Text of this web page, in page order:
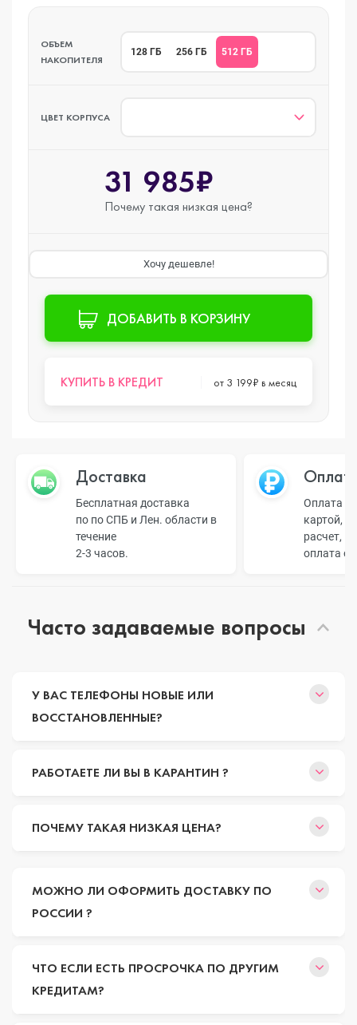
ОБЪЕМ
НАКОПИТЕЛЯ
128 ГБ 256 ГБ 512 ГБ
ЦВЕТ КОРПУСА
31 985₽
Почему такая низкая цена?
Хочу дешевле!
ДОБАВИТЬ В КОРЗИНУ
КУПИТЬ В КРЕДИТ от 3 199₽ в месяц
Доставка
Бесплатная доставка
по по СПБ и Лен. области в
течение
2-3 часов.
Оплата
картой,
расчет,
оплата
Часто задаваемые вопросы
У ВАС ТЕЛЕФОНЫ НОВЫЕ ИЛИ
ВОССТАНОВЛЕННЫЕ?
РАБОТАЕТЕ ЛИ ВЫ В КАРАНТИН ?
ПОЧЕМУ ТАКАЯ НИЗКАЯ ЦЕНА?
МОЖНО ЛИ ОФОРМИТЬ ДОСТАВКУ ПО
РОССИИ ?
ЧТО ЕСЛИ ЕСТЬ ПРОСРОЧКА ПО ДРУГИМ
КРЕДИТАМ?